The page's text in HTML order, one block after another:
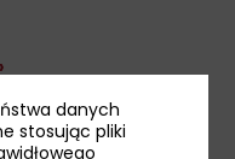
danych
stosując pliki